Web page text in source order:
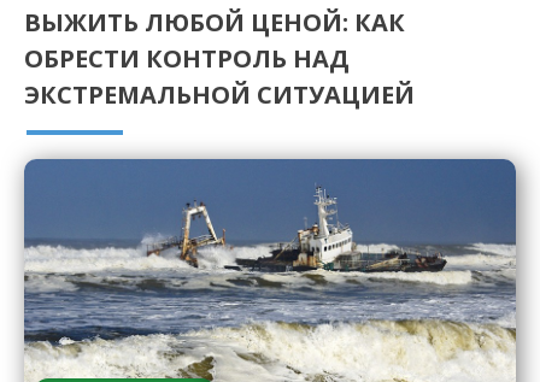
ВЫЖИТЬ ЛЮБОЙ ЦЕНОЙ: КАК
ОБРЕСТИ КОНТРОЛЬ НАД
ЭКСТРЕМАЛЬНОЙ СИТУАЦИЕЙ